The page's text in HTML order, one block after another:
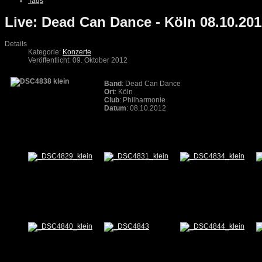
Live: Dead Can Dance - Köln
Details
Kategorie: Konzerte
Veröffentlicht: 09. Oktober 2012
Band : Dead Can Dance
Ort: Köln
Club: Philharmonie
Datum: 08.10.2012